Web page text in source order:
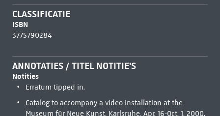
CLASSIFICATIE
ISBN
3775790284
ANNOTATIES / TITEL NOTITIE'S
Notities
Erratum tipped in.
Catalog to accompany a video installation at the
Museum für Neue Kunst, Karlsruhe, Apr. 16-Oct. 1, 2000.